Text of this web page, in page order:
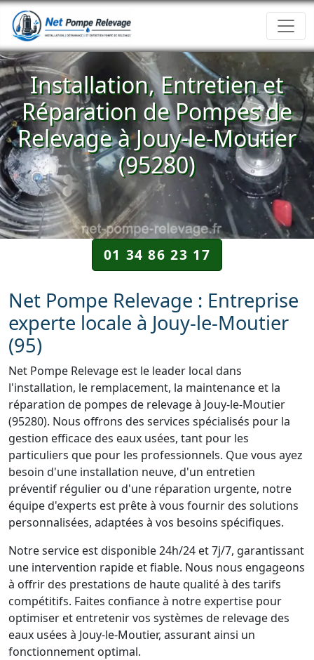
Installation, Entretien et
Réparation de Pompes de
Relevage à Jouy-le-Moutier
(95280)
01 34 86 23 17
Net Pompe Relevage : Entreprise
experte locale à Jouy-le-Moutier
(95)
Net Pompe Relevage est le leader local dans
l'installation, le remplacement, la maintenance et la
réparation de pompes de relevage à Jouy-le-Moutier
(95280). Nous offrons des services spécialisés pour la
gestion efficace des eaux usées, tant pour les
particuliers que pour les professionnels. Que vous ayez
besoin d'une installation neuve, d'un entretien
préventif régulier ou d'une réparation urgente, notre
équipe d'experts est prête à vous fournir des solutions
personnalisées, adaptées à vos besoins spécifiques.
Notre service est disponible 24h/24 et 7j/7, garantissant
une intervention rapide et fiable. Nous nous engageons
à offrir des prestations de haute qualité à des tarifs
compétitifs. Faites confiance à notre expertise pour
optimiser et entretenir vos systèmes de relevage des
eaux usées à Jouy-le-Moutier, assurant ainsi un
fonctionnement optimal.